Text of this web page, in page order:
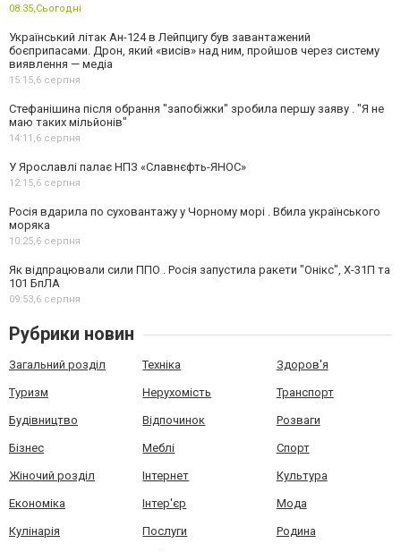
08:35,Сьогодні
Український літак Ан-124 в Лейпцигу був завантажений
боєприпасами. Дрон, який «висів» над ним, пройшов через систему
виявлення — медіа
15:15,6 серпня
Стефанішина після обрання "запобіжки" зробила першу заяву . "Я не
маю таких мільйонів"
14:11,6 серпня
У Ярославлі палає НПЗ «Славнєфть-ЯНОС»
12:15,6 серпня
Росія вдарила по суховантажу у Чорному морі . Вбила українського
моряка
10:25,6 серпня
Як відпрацювали сили ППО . Росія запустила ракети "Онікс", Х-31П та
101 БпЛА
09:53,6 серпня
Рубрики новин
Загальний розділ Техніка Здоров'я
Туризм Нерухомість Транспорт
Будівництво Відпочинок Розваги
Бізнес Меблі Спорт
Жіночий розділ Інтернет Культура
Економіка Інтер'єр Мода
Кулінарія Послуги Родина